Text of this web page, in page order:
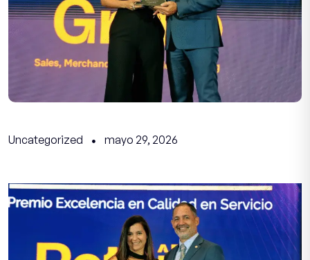
Uncategorized mayo 29, 2026